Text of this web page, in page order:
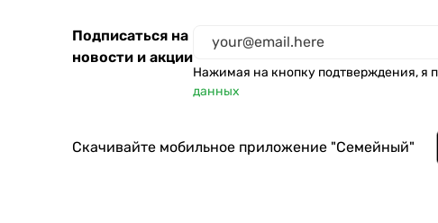
Подписаться на
новости и акции
Нажимая на кнопку подтверждения, я
данных
Скачивайте мобильное приложение "Семейный"